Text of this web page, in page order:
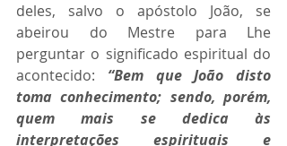
deles, salvo o apóstolo João, se
abeirou do Mestre para Lhe
perguntar o significado espiritual do
acontecido: “Bem que João disto
toma conhecimento; sendo, porém,
quem mais se dedica às
interpretações espirituais e